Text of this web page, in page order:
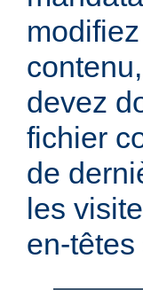
devez
fichier
de
les
en-têtes